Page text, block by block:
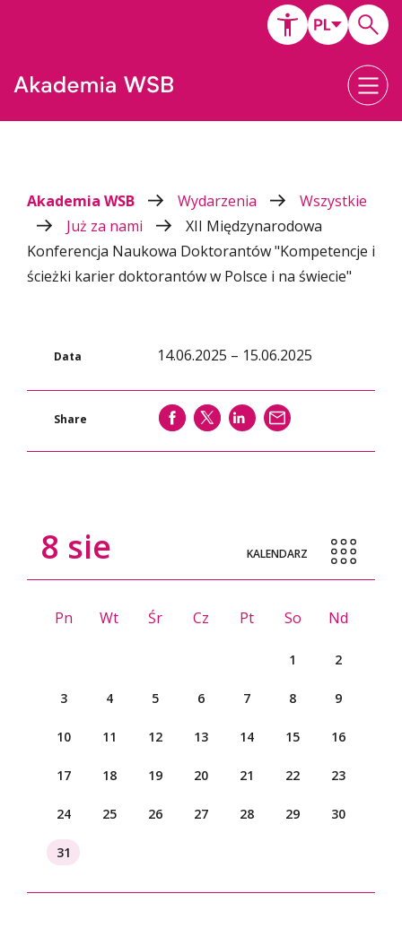
Akademia WSB Wydarzenia
Wszystkie
Już za nami
XII Międzynarodowa
Konferencja Naukowa Doktorantów "Kompetencje i
ścieżki karier doktorantów w Polsce i na świecie"
Data 14.06.2025 – 15.06.2025
Share SHARE SHARE SHARE
8 sie KALENDARZ
Pn Wt Śr Cz Pt So Nd
1 2
3 4 5 6 7 8 9
10 11 12 13 14 15 16
17 18 19 20 21 22 23
24 25 26 27 28 29 30
31